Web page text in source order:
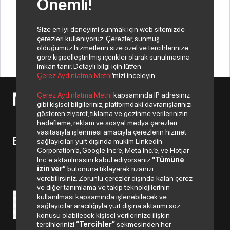
© 2026 Copyright Netex A.Ş. Tüm hakları saklıdır.
Bizden haberiniz olsun.
Önemli!
Size en iyi deneyimi sunmak için web sitemizde
çerezleri kullanıyoruz. Çerezler, sunmuş
olduğumuz hizmetlerin size özel ve tercihlerinize
göre kişiselleştirilmiş içerikler olarak sunulmasına
imkan tanır. Detaylı bilgi için lütfen
Çerez Aydınlatma Metni’mizi inceleyin.
Çerez Aydınlatma Metni kapsamında IP adresiniz
gibi kişisel bilgileriniz, platformdaki davranışlarınızı
gösteren ziyaret, tıklama ve gezinme verilerinizin
hedefleme, reklam ve sosyal medya çerezleri
vasıtasıyla işlenmesi amacıyla çerezlerin hizmet
sağlayıcıları yurt dışında mukim Linkedin
Corporation’a, Google Inc.’e, Meta Inc.’e, ve Hotjar
Inc.’e aktarılmasını kabul ediyorsanız“Tümüne
izin ver”butonuna tıklayarak rızanızı
verebilirsiniz. Zorunlu çerezler dışında kalan çerez
ve diğer tanımlama ve takip teknolojilerinin
kullanılması kapsamında işlenebilecek ve
sağlayıcılar aracılığıyla yurt dışına aktarımı söz
konusu olabilecek kişisel verilerinize ilişkin
tercihlerinizi“Tercihler”sekmesinden her